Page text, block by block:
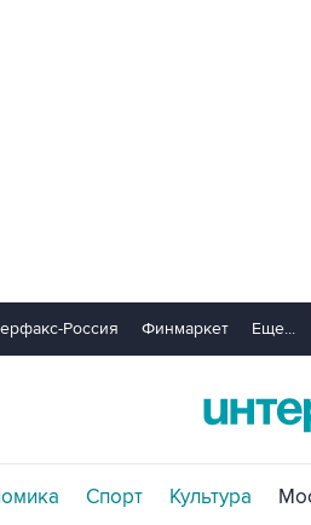
Россия Финмаркет Еще...
Спорт Культура